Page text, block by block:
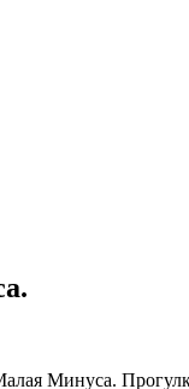
Минуса.